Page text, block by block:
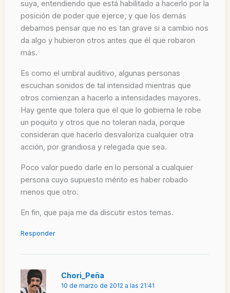
suya, entendiendo que está habilitado a hacerlo por la
posición de poder que ejerce, y que los demás
debamos pensar que no es tan grave si a cambio nos
da algo y hubieron otros antes que él que robaron
más.
Es como el umbral auditivo, algunas personas
escuchan sonidos de tal intensidad mientras que
otros comienzan a hacerlo a intensidades mayores.
Hay gente que tolera que el que lo gobierna le robe
un poquito y otros que no toleran nada, porque
consideran que hacerlo desvaloriza cualquier otra
acción, por grandiosa y relegada que sea.
Poco valor puedo darle en lo personal a cualquier
persona cuyo supuesto mérito es haber robado
menos que otro.
En fin, que paja me da discutir estos temas.
Responder
Chori_Peña
10 de marzo de 2012 a las 21:41